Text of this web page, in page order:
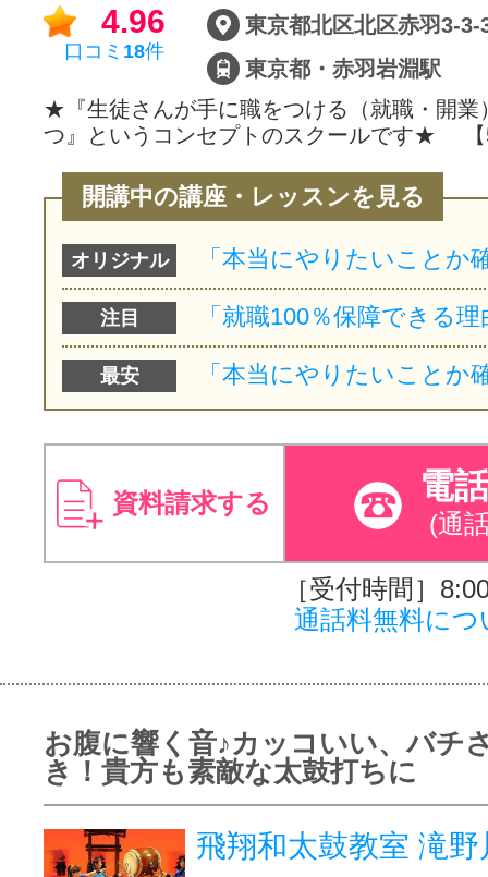
サイトマッ
4.96
口コミ 18件
東京都北区北区赤羽3-3-
東京都・赤羽岩淵駅
★『生徒さんが手に職をつける（就職・開業
つ』というコンセプトのスクールです★
開講中の講座・レッスンを見る
オリジナル
注目
最安
資料請求する 電
(通
［受付時間］
通話料無料につ
お腹に響く音♪カッコいい、バチ
き！貴方も素敵な太鼓打ちに
飛翔和太鼓教室 滝野